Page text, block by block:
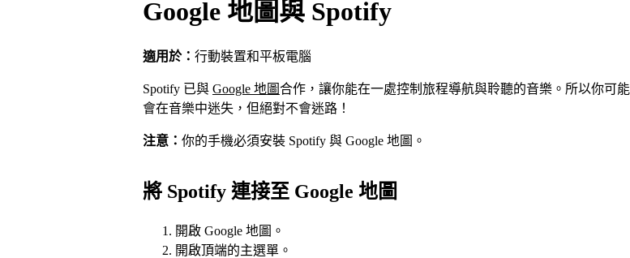
Google 地圖與 Spotify
適用於： 行動裝置和平板電腦
Spotify 已與 Google 地圖合作，讓你能在一處控制旅程導航與聆聽的音樂。所以你可能
會在音樂中迷失，但絕對不會迷路！
注意： 你的手機必須安裝 Spotify 與 Google 地圖。
將 Spotify 連接至 Google 地圖
開啟 Google 地圖。
開啟頂端的主選單。